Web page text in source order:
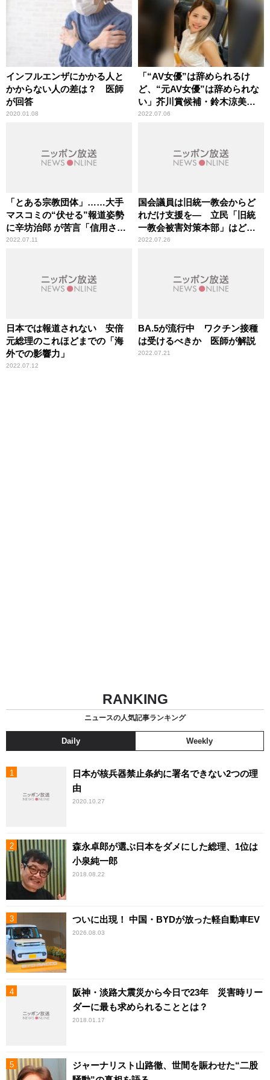
インフルエンザにかかる人と
かからない人の差は？ 医師
が回答
2020.01.08
「“AV女優”は辞められるけ
ど、“元AV女優”は辞められな
い」芥川賞候補・鈴木涼美が
経験から考える「AV新法」
2022.07.06
「とある宗教団体」……大手
マスコミの“伏せる”報道姿勢
に辛坊治郎 が苦言「信用され
ない」
2022.07.11
国会議員は旧統一教会からど
れだけ支援を— 立民「旧統
一教会被害対策本部」はどこ
までメスを入れられるか
2022.07.26
日本では報道されない 安倍
元総理のこれほどまでの「海
外での影響力」
2022.07.12
BA.5が流行中 ワクチン接種
は受けるべきか 医師が解説
2022.07.21
RANKING
ニュースの人気記事ランキング
Daily Weekly
日本が核兵器禁止条約に署名できない2つの理
由
2020.10.27
森永卓郎が選ぶ日本をダメにした総理、1位は
小泉純一郎
2018.08.22
ついに出現！ 中国・BYDが放った軽自動車EV
2026.08.03
阪神・淡路大震災から今日で23年 災害時リー
ダーに最も求められることとは？
2018.01.17
ジャーナリスト山路徹、世間を賑わせた“二股